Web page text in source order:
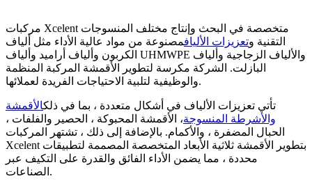
مركبات Xcelent متخصصة في البحث وإنتاج مختلف المنسوجات
التقنية وتعزيزات الأليافمصنوعة من مواد عالية الأداء مثل ألياف
الكربون وألياف أراميد وألياف UHMWPE والألياف الزجاجية وألياف
البازلت. الشركة مكرسة لتطوير الأقمشة المركبة المنظمة
والوظيفية لتلبية الاحتياجات الفريدة لعملائها.
تأتي تعزيزات الألياف في أشكال متعددة ، بما في ذلكالأقمشة
والأشرطة المنسوجة، الأقمشة المحبوكة ، الحصير والفلفات ،
الحبال المضفرة ، والأكمام. بالإضافة إلى ذلك ، تشتهر المركبات
Xcelent بتطوير الأقمشة ثلاثية الأبعاد المتخصصة المصممة لتطبيقات
محددة ، مما يضمن الأداء الفائق والقدرة على التكيف عبر
الصناعات.